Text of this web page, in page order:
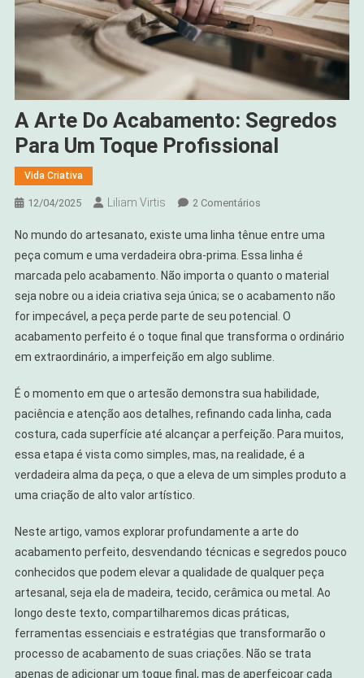
A Arte Do Acabamento: Segredos
Para Um Toque Profissional
Vida Criativa
12/04/2025 Liliam Virtis 2 ComentáriosEm
Arte
Do
Acabamento:
Segredos
Para
Um
No mundo do artesanato, existe uma linha tênue entre uma
peça comum e uma verdadeira obra-prima. Essa linha é
marcada pelo acabamento. Não importa o quanto o material
seja nobre ou a ideia criativa seja única; se o acabamento não
for impecável, a peça perde parte de seu potencial. O
acabamento perfeito é o toque final que transforma o ordinário
em extraordinário, a imperfeição em algo sublime.
É o momento em que o artesão demonstra sua habilidade,
paciência e atenção aos detalhes, refinando cada linha, cada
costura, cada superfície até alcançar a perfeição. Para muitos,
essa etapa é vista como simples, mas, na realidade, é a
verdadeira alma da peça, o que a eleva de um simples produto a
uma criação de alto valor artístico.
Neste artigo, vamos explorar profundamente a arte do
acabamento perfeito, desvendando técnicas e segredos pouco
conhecidos que podem elevar a qualidade de qualquer peça
artesanal, seja ela de madeira, tecido, cerâmica ou metal. Ao
longo deste texto, compartilharemos dicas práticas,
ferramentas essenciais e estratégias que transformarão o
processo de acabamento de suas criações. Não se trata
apenas de adicionar um toque final, mas de aperfeiçoar cada